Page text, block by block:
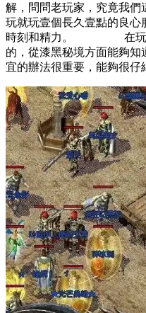
解，問問老玩家，究竟我們
玩就玩壹個長久壹點的良心
時刻和精力。 在玩之
的，從漆黑秘境方面能夠
宜的辦法很重要，能夠很仔